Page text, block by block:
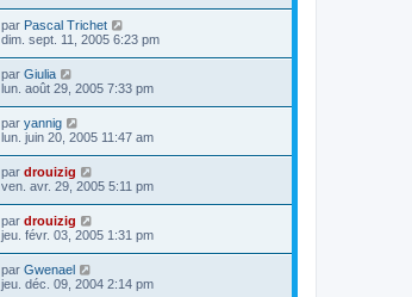
par Pascal Trichet
dim. sept. 11, 2005 6:23 pm
par Giulia
lun. août 29, 2005 7:33 pm
par yannig
lun. juin 20, 2005 11:47 am
par drouizig
ven. avr. 29, 2005 5:11 pm
par drouizig
jeu. févr. 03, 2005 1:31 pm
par Gwenael
jeu. déc. 09, 2004 2:14 pm